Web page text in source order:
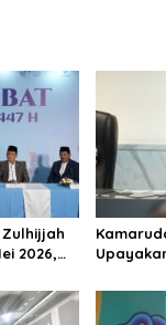
Zulhijjah
2026,